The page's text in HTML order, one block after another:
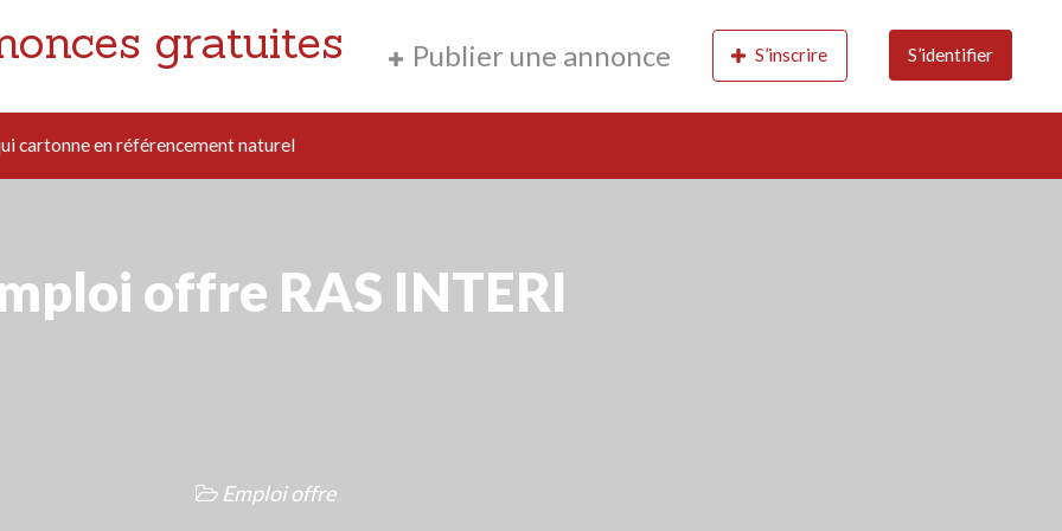
gratuites Publier une annonce S’inscrire S’identifier
cartonne en référencement naturel
offre RAS INTERI
Emploi offre